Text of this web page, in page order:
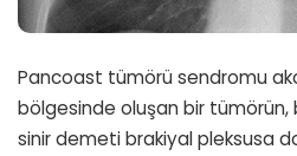
Pancoast tümörü sendromu
bölgesinde oluşan bir
sinir demeti brakiyal pleksusa